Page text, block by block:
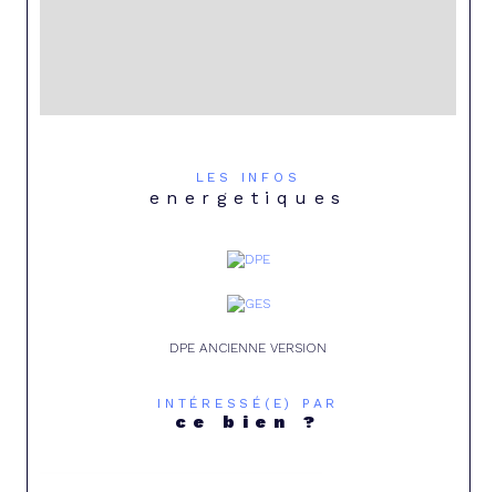
LES INFOS
energetiques
DPE ANCIENNE VERSION
INTÉRESSÉ(E) PAR
ce bien ?